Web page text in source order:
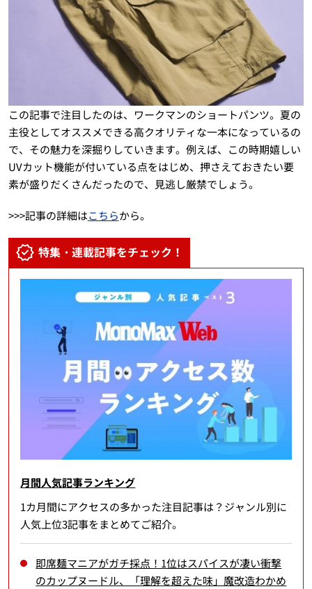
この記事で注目したのは、ワークマンのショートパンツ。夏の
主役としてオススメできる高クオリティな一本になっているの
で、その魅力を深掘りしていきます。例えば、この時期嬉しい
UVカット機能が付いている点をはじめ、押さえておきたい要
素が盛りだくさんだったので、見逃し厳禁でしょう。
>>>記事の詳細はこちらから。
特集・連載記事をチェック！
月間人気記事ランキング
1カ月間にアクセスの多かった注目記事は？ジャンル別に
人気上位3記事をまとめてご紹介。
即席麺マニアがガチ採点！1位はスパイスが凄い衝撃
のカップヌードル、「理解を超えた味」魔改造わかめ